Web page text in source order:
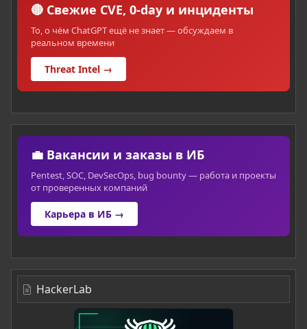
🔴 Свежие CVE, 0-day и инциденты
То, о чём ChatGPT ещё не знает — обсуждаем в
реальном времени
Threat Intel →
💼 Вакансии и заказы в ИБ
Pentest, SOC, DevSecOps, bug bounty — работа и проекты
от проверенных компаний
Карьера в ИБ →
HackerLab